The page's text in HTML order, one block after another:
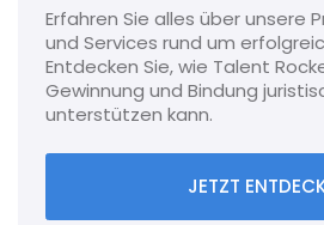
Erfahren Sie alles über unsere
und Services rund um
Entdecken Sie, wie Talent
Gewinnung und Bindung
unterstützen kann.
JETZT